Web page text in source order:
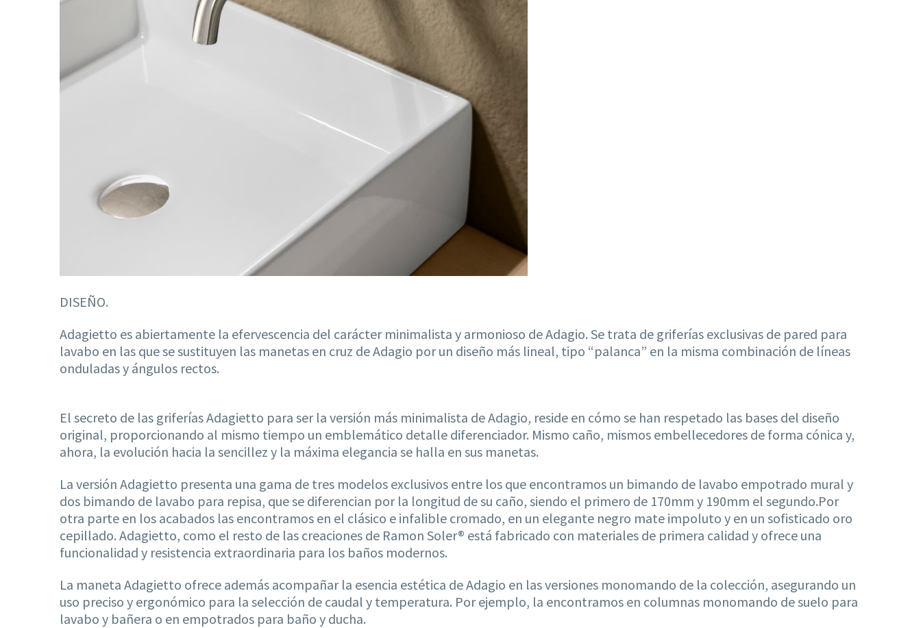
DISEÑO.
Adagietto es abiertamente la efervescencia del carácter minimalista y armonioso de Adagio. Se trata de griferías exclusivas de pared para
lavabo en las que se sustituyen las manetas en cruz de Adagio por un diseño más lineal, tipo “palanca” en la misma combinación de líneas
onduladas y ángulos rectos.
El secreto de las griferías Adagietto para ser la versión más minimalista de Adagio, reside en cómo se han respetado las bases del diseño
original, proporcionando al mismo tiempo un emblemático detalle diferenciador. Mismo caño, mismos embellecedores de forma cónica y,
ahora, la evolución hacia la sencillez y la máxima elegancia se halla en sus manetas.
La versión Adagietto presenta una gama de tres modelos exclusivos entre los que encontramos un bimando de lavabo empotrado mural y
dos bimando de lavabo para repisa, que se diferencian por la longitud de su caño, siendo el primero de 170mm y 190mm el segundo.Por
otra parte en los acabados las encontramos en el clásico e infalible cromado, en un elegante negro mate impoluto y en un sofisticado oro
cepillado. Adagietto, como el resto de las creaciones de Ramon Soler® está fabricado con materiales de primera calidad y ofrece una
funcionalidad y resistencia extraordinaria para los baños modernos.
La maneta Adagietto ofrece además acompañar la esencia estética de Adagio en las versiones monomando de la colección, asegurando un
uso preciso y ergonómico para la selección de caudal y temperatura. Por ejemplo, la encontramos en columnas monomando de suelo para
lavabo y bañera o en empotrados para baño y ducha.